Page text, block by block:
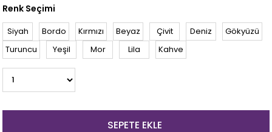
Renk Seçimi
Siyah Bordo Kırmızı Beyaz Çivit Deniz
Gökyüzü
Turuncu
Yeşil Mor Lila Kahve